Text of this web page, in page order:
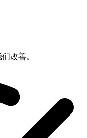
改善。